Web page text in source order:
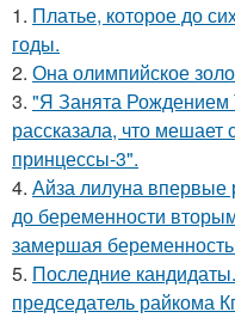
1. Платье, которое до
годы.
2. Она олимпийское
3. "Я Занята Рождением
рассказала, что
принцессы-3".
4. Айза лилуна впервые
до беременности
замершая
5. Последние
председатель райкома